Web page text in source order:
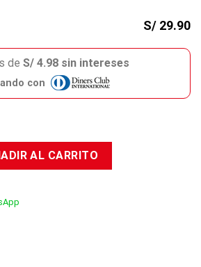
S/ 29.90
de S/ 4.98 sin intereses
con
Of War cantidad
AL CARRITO